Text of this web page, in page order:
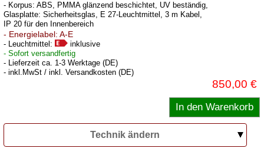
- Korpus: ABS, PMMA glänzend beschichtet, UV beständig,
Glasplatte: Sicherheitsglas, E 27-Leuchtmittel, 3 m Kabel,
IP 20 für den Innenbereich
- Energielabel: A-E
- Leuchtmittel:
inklusive
- Sofort versandfertig
- Lieferzeit ca. 1-3 Werktage (DE)
- inkl.MwSt / inkl. Versandkosten (DE)
850,00 €
Technik ändern